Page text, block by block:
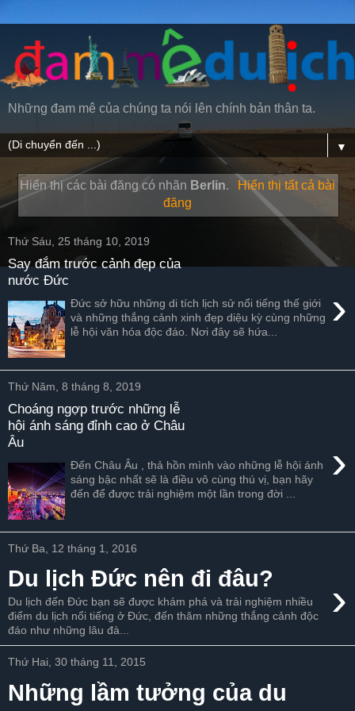
Những đam mê của chúng ta nói lên chính bản thân ta.
▼
Hiển thị các bài đăng có nhãn Berlin.
Hiển thị tất cả bài
đăng
Thứ Sáu, 25 tháng 10, 2019
Say đắm trước cảnh đẹp của
nước Đức
›
Đức sở hữu những di tích lịch sử nổi tiếng thế giới
và những thắng cảnh xinh đẹp diệu kỳ cùng những
lễ hội văn hóa độc đáo. Nơi đây sẽ hứa...
Thứ Năm, 8 tháng 8, 2019
Choáng ngợp trước những lễ
hội ánh sáng đỉnh cao ở Châu
Âu
›
Đến Châu Âu , thả hồn mình vào những lễ hội ánh
sáng bậc nhất sẽ là điều vô cùng thú vị, bạn hãy
đến để được trải nghiệm một lần trong đời ...
Thứ Ba, 12 tháng 1, 2016
Du lịch Đức nên đi đâu? ›
Du lịch đến Đức bạn sẽ được khám phá và trải nghiệm nhiều
điểm du lịch nổi tiếng ở Đức, đến thăm những thắng cảnh độc
đáo như những lâu đà...
Thứ Hai, 30 tháng 11, 2015
Những lầm tưởng của du